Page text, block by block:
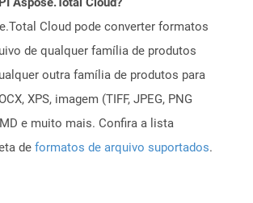
Cloud pode converter formatos
de qualquer família de produtos
outra família de produtos para
XPS, imagem (TIFF, JPEG, PNG
e muito mais. Confira a lista
de formatos de arquivo suportados.